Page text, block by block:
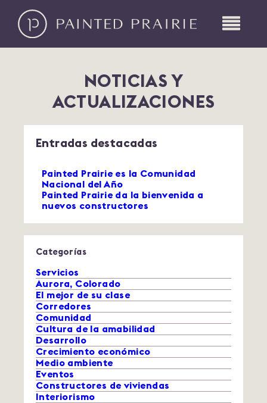
NOTICIAS Y
ACTUALIZACIONES
Entradas destacadas
Painted Prairie es la Comunidad
Nacional del Año
Painted Prairie da la bienvenida a
nuevos constructores
Categorías
Servicios
Aurora, Colorado
El mejor de su clase
Corredores
Comunidad
Cultura de la amabilidad
Desarrollo
Crecimiento económico
Medio ambiente
Eventos
Constructores de viviendas
Interiorismo